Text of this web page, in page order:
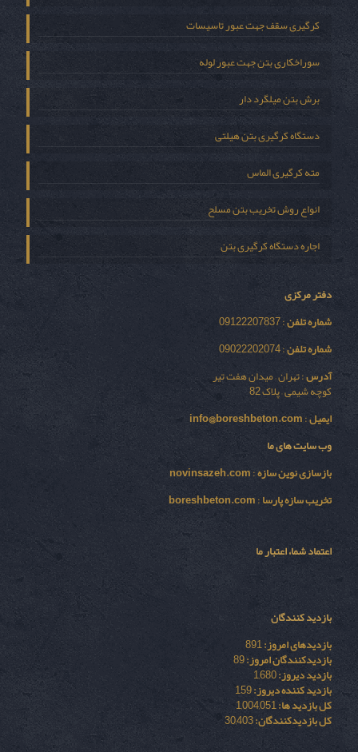
کرگیری سقف جهت عبور تاسیسات
سوراخکاری بتن جهت عبور لوله
برش بتن میلگرد دار
دستگاه کرگیری بتن هیلتی
مته کرگیری الماس
انواع روش تخریب بتن مسلح
اجاره دستگاه کرگیری بتن
دفتر مرکزی
شماره تلفن: 09122207837
شماره تلفن: 09022202074
آدرس: تهران – میدان هفت تیر
کوچه شیمی – پلاک 82
ایمیل:
info@boreshbeton.com
وب سایت های ما
بازسازی نوين سازه:
novinsazeh.com
تخریب سازه پارسا:
boreshbeton.com
اعتماد شما، اعتبار ما
بازدید کنندگان
بازدیدهای امروز:891
بازدیدکنندگان امروز:89
بازدید دیروز:1,680
بازدید کننده دیروز:159
کل بازدید ها:1,004,051
کل بازدیدکنند‌گان:30,403